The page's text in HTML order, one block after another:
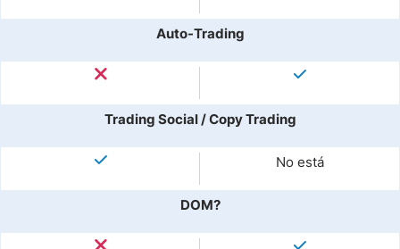
Auto-Trading
Trading Social / Copy Trading
No está
DOM?